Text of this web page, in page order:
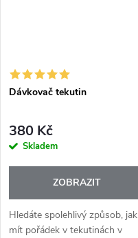
Dávkovač tekutin
380 Kč
Skladem
ZOBRAZIT
Hledáte spolehlivý způsob, jak
mít pořádek v tekutinách v